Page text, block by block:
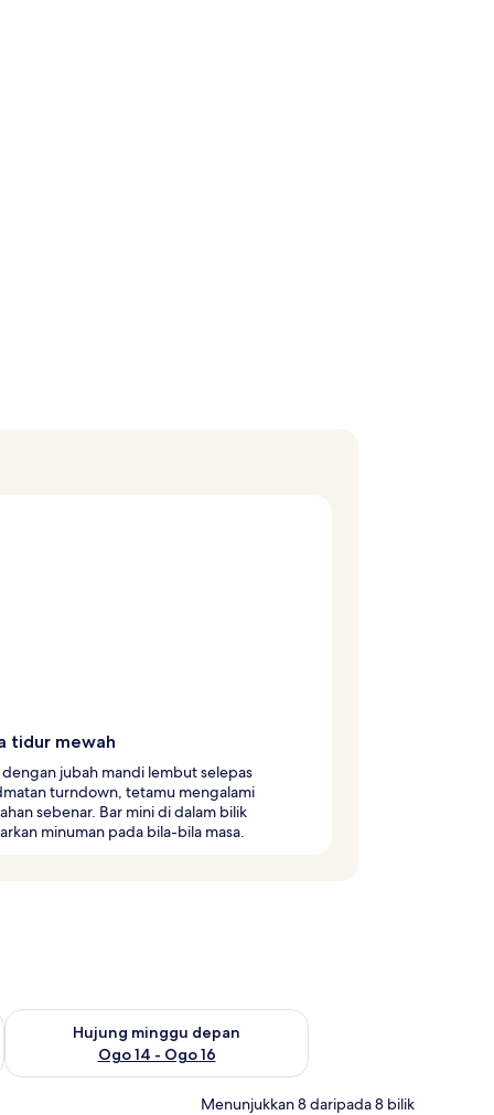
tidur mewah
jubah mandi lembut selepas
turndown, tetamu mengalami
sebenar. Bar mini di dalam bilik
minuman pada bila-bila masa.
ini Ogo 7 - Ogo 9
Hujung minggu depan
Ogo 14 - Ogo 16
Semak ketersediaan untuk hujung minggu depan Ogo 14 -
Menunjukkan 8 daripada 8 bilik